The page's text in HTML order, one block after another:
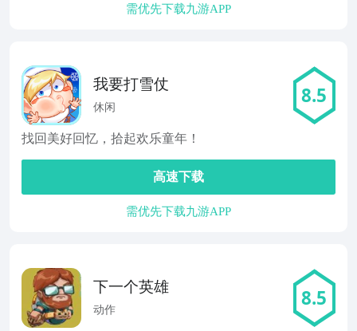
需优先下载九游APP
我要打雪仗
休闲 8.5
找回美好回忆，拾起欢乐童年！
高速下载
需优先下载九游APP
下一个英雄
动作 8.5